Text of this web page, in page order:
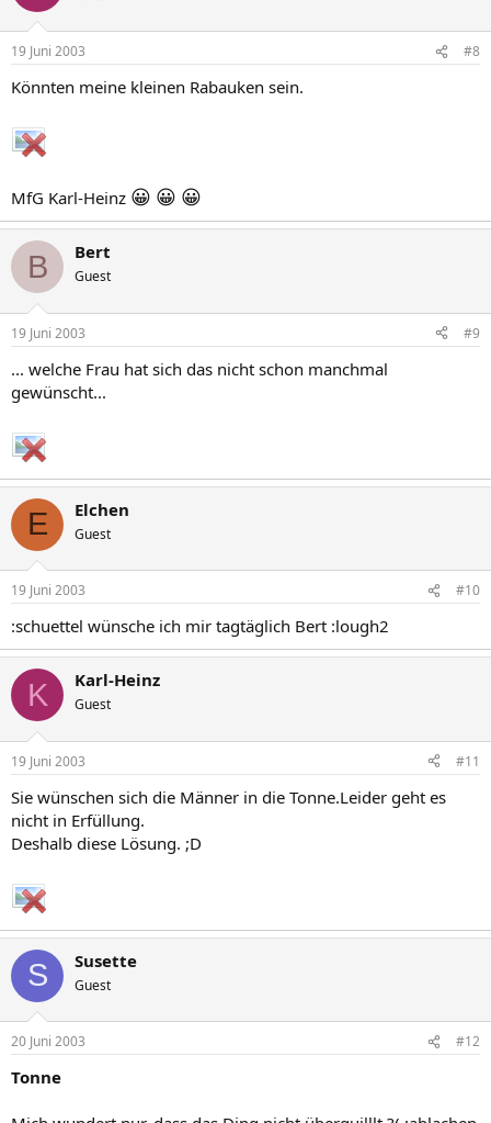
19 Juni 2003 #8
Könnten meine kleinen Rabauken sein.
MfG Karl-Heinz 😀 😀 😀
B Bert
Guest
19 Juni 2003 #9
... welche Frau hat sich das nicht schon manchmal
gewünscht...
E Elchen
Guest
19 Juni 2003 #10
:schuettel wünsche ich mir tagtäglich Bert :lough2
K Karl-Heinz
Guest
19 Juni 2003 #11
Sie wünschen sich die Männer in die Tonne.Leider geht es
nicht in Erfüllung.
Deshalb diese Lösung. ;D
S Susette
Guest
20 Juni 2003 #12
Tonne